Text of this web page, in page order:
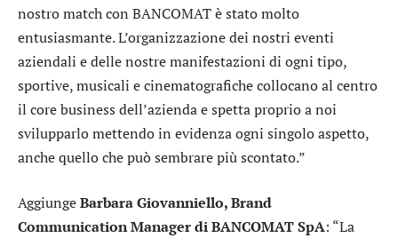
nostro match con BANCOMAT è stato molto
entusiasmante. L’organizzazione dei nostri eventi
aziendali e delle nostre manifestazioni di ogni tipo,
sportive, musicali e cinematografiche collocano al centro
il core business dell’azienda e spetta proprio a noi
svilupparlo mettendo in evidenza ogni singolo aspetto,
anche quello che può sembrare più scontato.”
AggiungeBarbara Giovanniello, Brand
Communication Manager di BANCOMAT SpA: “La